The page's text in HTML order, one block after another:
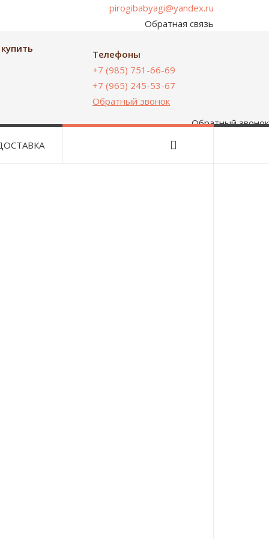
pirogibabyagi@yandex.ru
Обратная связь
Телефоны
+7 (985) 751-66-69
+7 (965) 245-53-67
Обратный звонок
Обратный звонок